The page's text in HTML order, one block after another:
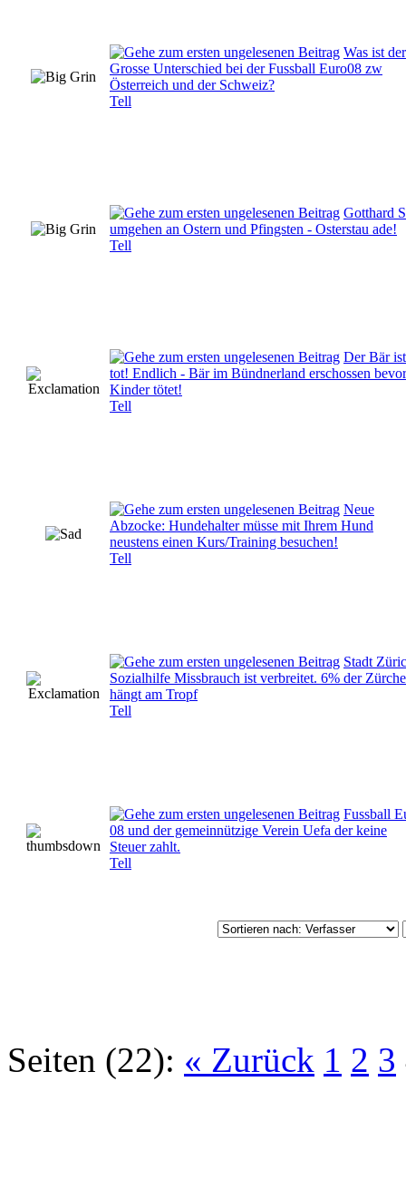
Was ist der
Grosse Unterschied bei der Fussball Euro08 zw
Österreich und der Schweiz?
Tell
Gotthard
umgehen an Ostern und Pfingsten - Osterstau ade!
Tell
Der Bär ist
tot! Endlich - Bär im Bündnerland erschossen
Kinder tötet!
Tell
Neue
Abzocke: Hundehalter müsse mit Ihrem Hund
neustens einen Kurs/Training besuchen!
Tell
Stadt
Sozialhilfe Missbrauch ist verbreitet. 6% der
hängt am Tropf
Tell
Fussball
08 und der gemeinnützige Verein Uefa der keine
Steuer zahlt.
Tell
Seiten (22): « Zurück 1 2 3